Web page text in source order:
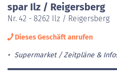
spar Ilz / Reigersberg
Nr. 42 - 8262 Ilz / Reigersberg
Dieses Geschäft anrufen
Supermarket Zeitpläne &